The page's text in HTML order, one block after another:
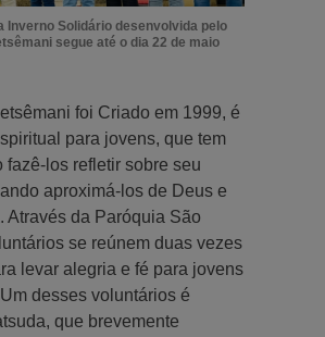
Inverno Solidário desenvolvida pelo
segue até o dia 22 de maio
foi Criado em 1999, é
para jovens, que tem
fazê-los refletir sobre seu
aproximá-los de Deus e
Através da Paróquia São
se reúnem duas vezes
levar alegria e fé para jovens
desses voluntários é
que brevemente